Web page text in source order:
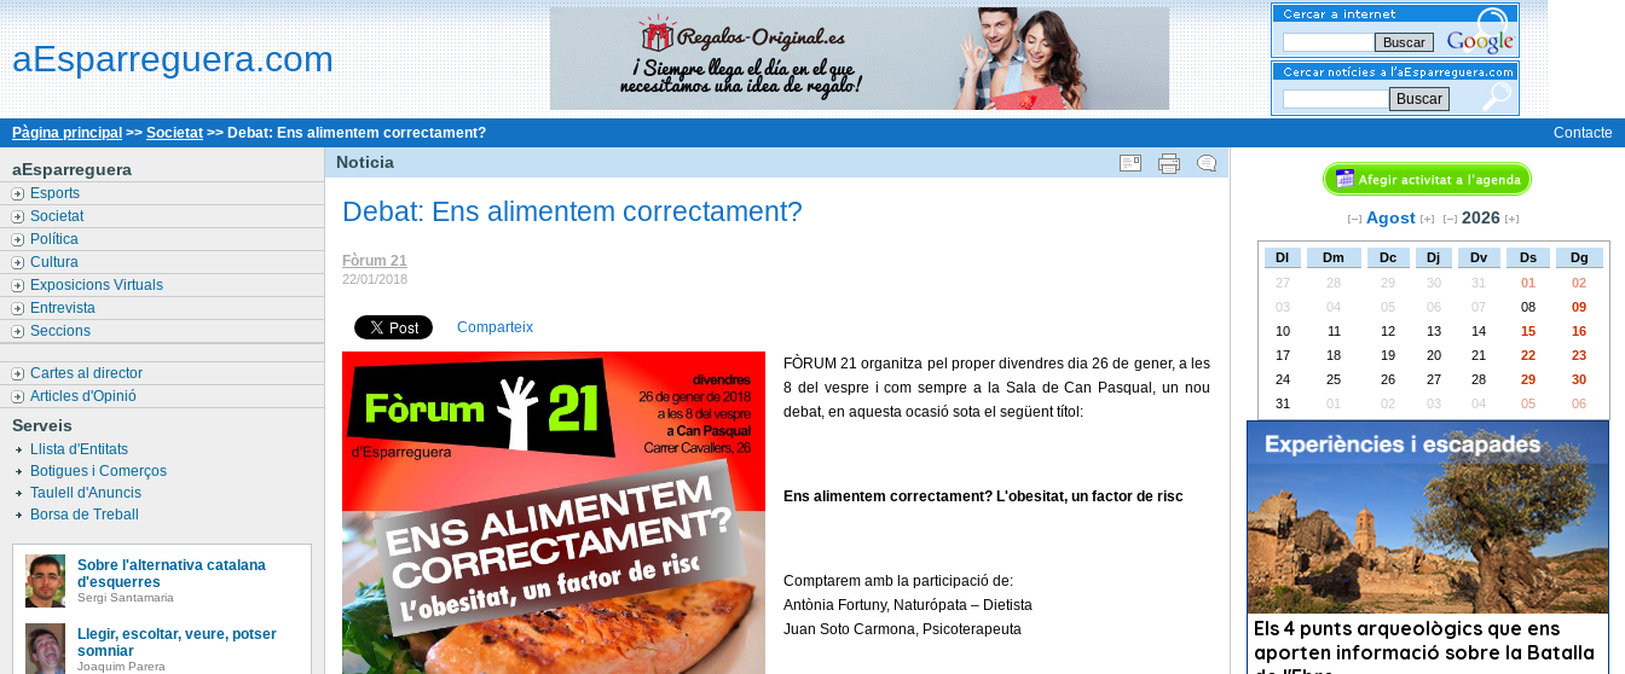
aEsparreguera.com
Buscar
Pàgina principal >> Societat >> Debat: Ens alimentem correctament? Contacte
aEsparreguera
Esports
Societat
Política
Cultura
Exposicions Virtuals
Entrevista
Seccions
Cartes al director
Articles d'Opinió
Serveis
Llista d'Entitats
Botigues i Comerços
Taulell d'Anuncis
Borsa de Treball
Sobre l'alternativa catalana
d'esquerres
Sergi Santamaria
Llegir, escoltar, veure, potser
somniar
Joaquim Parera
Noticia
Debat: Ens alimentem correctament?
Fòrum 21
22/01/2018
Comparteix
FÒRUM 21 organitza pel proper divendres dia 26 de gener, a les
8 del vespre i com sempre a la Sala de Can Pasqual, un nou
debat, en aquesta ocasió sota el següent títol:
Ens alimentem correctament? L'obesitat, un factor de risc
Comptarem amb la participació de:
Antònia Fortuny, Naturópata – Dietista
Juan Soto Carmona, Psicoterapeuta
Agost 2026
Dl Dm Dc Dj Dv Ds
Dg
27
28 29 30 31 01
02
03
04 05 06 07 08
09
10
11 12 13 14 15
16
17
18 19 20 21 22
23
24
25 26 27 28 29
30
31
01 02 03 04 05 06